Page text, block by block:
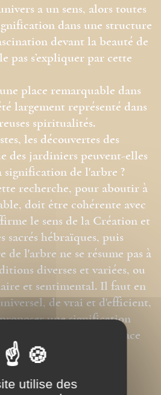
a un sens, alors toutes
dans une structure
devant la beauté de
pas s’expliquer par cette
place remarquable dans
largement représenté dans
spiritualités.
les découvertes des
des jardiniers peuvent-elles
signification de l'arbre ?
recherche, pour aboutir à
doit être cohérente avec
le sens de la Création et
sacrés hébraïques, puis
de l'arbre ne se résume pas à
diverses et variées, ou
et sentimental. Il faut en
de vrai et d'efficient,
une signification
comprendre la place
métier de forestier
utilise des